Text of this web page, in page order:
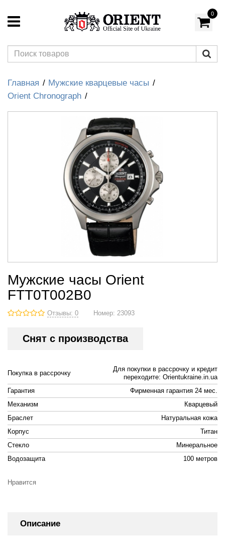
0
Главная
Мужские кварцевые часы
Orient Chronograph
Мужские часы Orient
FTT0T002B0
Отзывы: 0 Номер: 23093
Снят с производства
Покупка в рассрочку
Для покупки в рассрочку и кредит
переходите: Orientukraine.in.ua
Гарантия
Фирменная гарантия 24 мес.
Механизм
Кварцевый
Браслет
Натуральная кожа
Корпус
Титан
Стекло
Минеральное
Водозащита
100 метров
Нравится
Описание